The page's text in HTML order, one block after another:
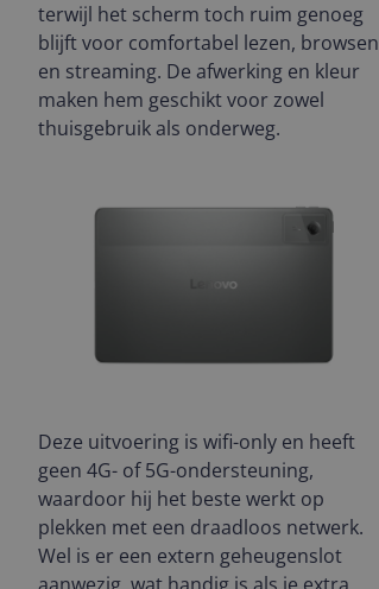
terwijl het scherm toch ruim genoeg
blijft voor comfortabel lezen, browsen
en streaming. De afwerking en kleur
maken hem geschikt voor zowel
thuisgebruik als onderweg.
Deze uitvoering is wifi-only en heeft
geen 4G- of 5G-ondersteuning,
waardoor hij het beste werkt op
plekken met een draadloos netwerk.
Wel is er een extern geheugenslot